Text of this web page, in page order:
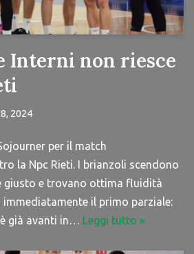
Interni non riesce
2024
per il match
la Npc Rieti. I brianzoli scendono
giusto e trovano ottima fluidità
il primo parziale:
già avanti in… Leggi tutto »